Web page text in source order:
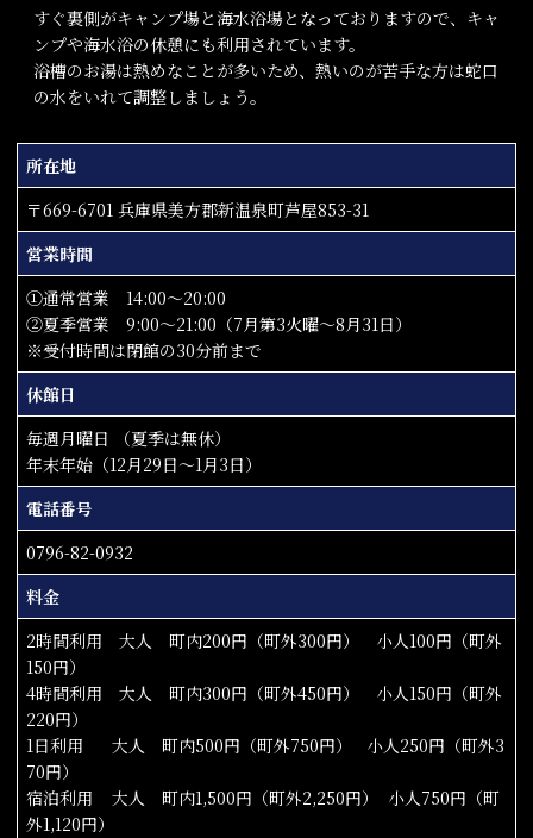
すぐ裏側がキャンプ場と海水浴場となっておりますので、キャ
ンプや海水浴の休憩にも利用されています。
浴槽のお湯は熱めなことが多いため、熱いのが苦手な方は蛇口
の水をいれて調整しましょう。
所在地
〒669-6701 兵庫県美方郡新温泉町芦屋853-31
営業時間
①通常営業 14:00～20:00
②夏季営業 9:00～21:00（7月第3火曜～8月31日）
※受付時間は閉館の30分前まで
休館日
毎週月曜日 （夏季は無休）
年末年始（12月29日～1月3日）
電話番号
0796-82-0932
料金
2時間利用 大人 町内200円（町外300円） 小人100円（町外
150円）
4時間利用 大人 町内300円（町外450円） 小人150円（町外
220円）
1日利用 大人 町内500円（町外750円） 小人250円（町外3
70円）
宿泊利用 大人 町内1,500円（町外2,250円） 小人750円（町
外1,120円）